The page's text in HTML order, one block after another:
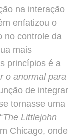
na interação
enfatizou o
no controle da
mais
princípios é a
o anormal para
de integrar
tornasse uma
The Littlejohn
Chicago, onde